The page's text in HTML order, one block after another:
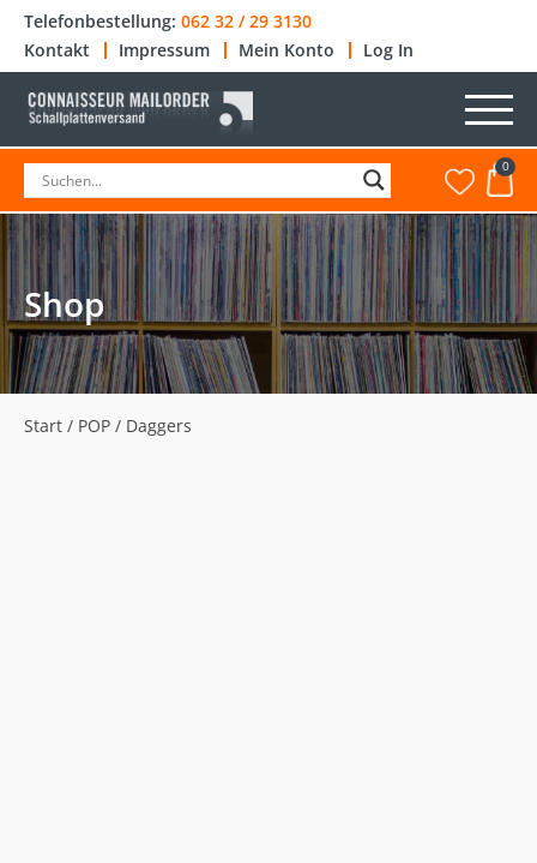
Telefonbestellung: 062 32 / 29 3130
Kontakt
Impressum Mein Konto Log In
0
Shop
Start / POP / Daggers